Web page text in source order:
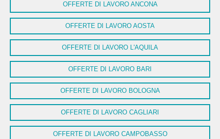
OFFERTE DI LAVORO ANCONA
OFFERTE DI LAVORO AOSTA
OFFERTE DI LAVORO L'AQUILA
OFFERTE DI LAVORO BARI
OFFERTE DI LAVORO BOLOGNA
OFFERTE DI LAVORO CAGLIARI
OFFERTE DI LAVORO CAMPOBASSO